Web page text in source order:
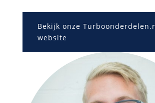
Bekijk onze
website